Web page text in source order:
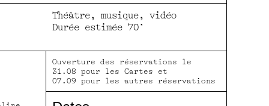
Théâtre, musique, vidéo
Durée estimée 70’
Ouverture des réservations le
31.08 pour les Cartes et
07.09 pour les autres réservations